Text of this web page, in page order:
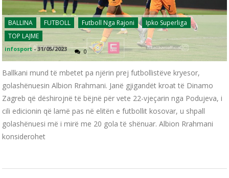
BALLINA FUTBOLL Futboll Nga Rajoni
Ipko Superliga
TOP LAJME
infosport -31/05/2023 0
Ballkani mund të mbetet pa njërin prej futbollistëve kryesor,
golashënuesin Albion Rrahmani. Janë gjigandët kroat të Dinamo
Zagreb që dëshirojnë të bëjnë për vete 22-vjeçarin nga Podujeva, i
cili edicionin që lamë pas në elitën e futbollit kosovar, u shpall
golashënuesi më i mirë me 20 gola të shënuar. Albion Rrahmani
konsiderohet